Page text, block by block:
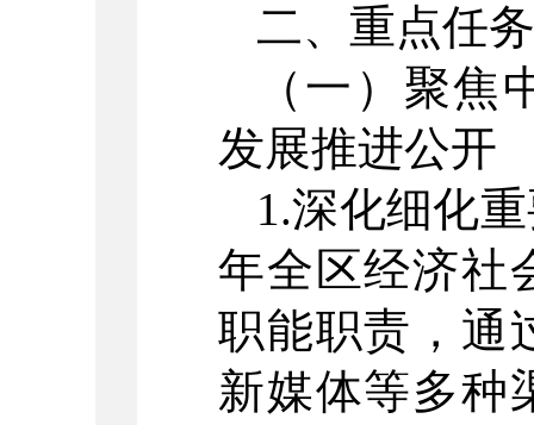
二、重点任务
（一）聚
发展推进公开
1.深化细化
年全区经济社
职能职责，通
新媒体等多种